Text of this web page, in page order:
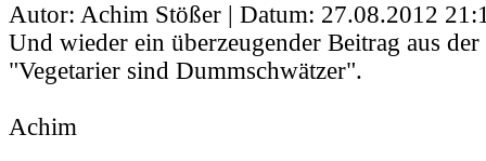
Autor: Achim Stößer | Datum: 27.08.2012
Und wieder ein überzeugender Beitrag aus
"Vegetarier sind Dummschwätzer".
Achim